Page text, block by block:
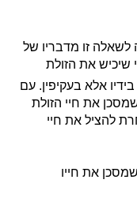
לשאלה זו מדבריו של
שיכיש את הזולת
אלא בעקיפין. עם
את חיי הזולת
להציל את חיי
את חייו